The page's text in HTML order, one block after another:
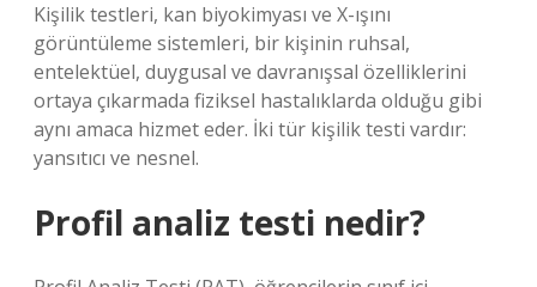
Kişilik testleri, kan biyokimyası ve X-ışını
görüntüleme sistemleri, bir kişinin ruhsal,
entelektüel, duygusal ve davranışsal özelliklerini
ortaya çıkarmada fiziksel hastalıklarda olduğu gibi
aynı amaca hizmet eder. İki tür kişilik testi vardır:
yansıtıcı ve nesnel.
Profil analiz testi nedir?